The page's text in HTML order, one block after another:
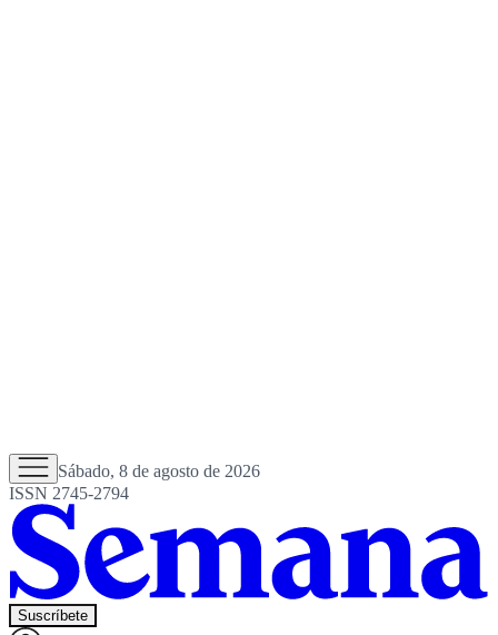
Sábado, 8 de agosto de 2026
ISSN 2745-2794
Suscríbete